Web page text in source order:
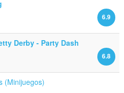
6.9
Derby - Party Dash
6.8
(Minijuegos)